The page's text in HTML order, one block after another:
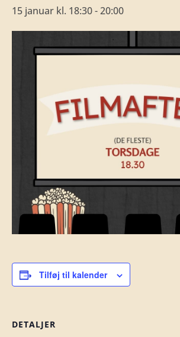
15 januar kl. 18:30-20:00
Tilføj til kalender
DETALJER